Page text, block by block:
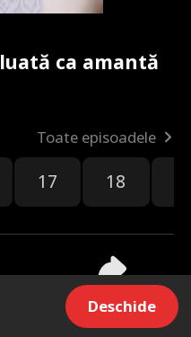
ca amantă
Toate episoadele
17 18
Distribuie
Deschide